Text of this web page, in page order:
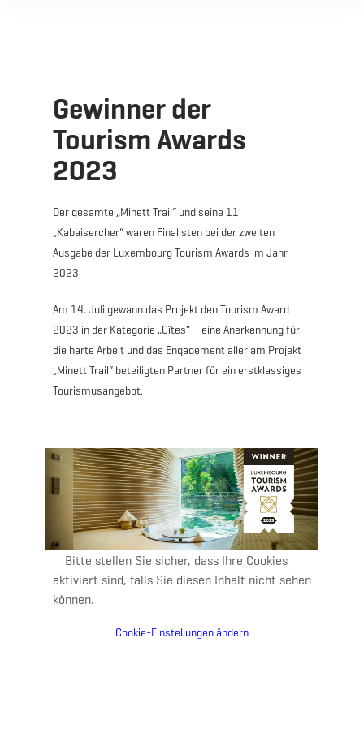
Gewinner der
Tourism Awards
2023
Der gesamte „Minett Trail“ und seine 11
„Kabaisercher“ waren Finalisten bei der zweiten
Ausgabe der Luxembourg Tourism Awards im Jahr
2023.
Am 14. Juli gewann das Projekt den Tourism Award
2023 in der Kategorie „Gîtes“ – eine Anerkennung für
die harte Arbeit und das Engagement aller am Projekt
„Minett Trail“ beteiligten Partner für ein erstklassiges
Tourismusangebot.
Bitte stellen Sie sicher, dass Ihre Cookies
aktiviert sind, falls Sie diesen Inhalt nicht sehen
können.
Cookie-Einstellungen ändern